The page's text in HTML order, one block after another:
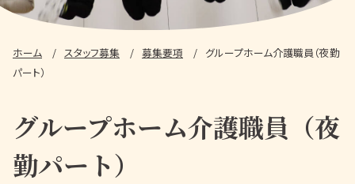
ホーム スタッフ募集 募集要項
グループホーム介護職員（夜勤
パート）
グループホーム介護職員（夜
勤パート）